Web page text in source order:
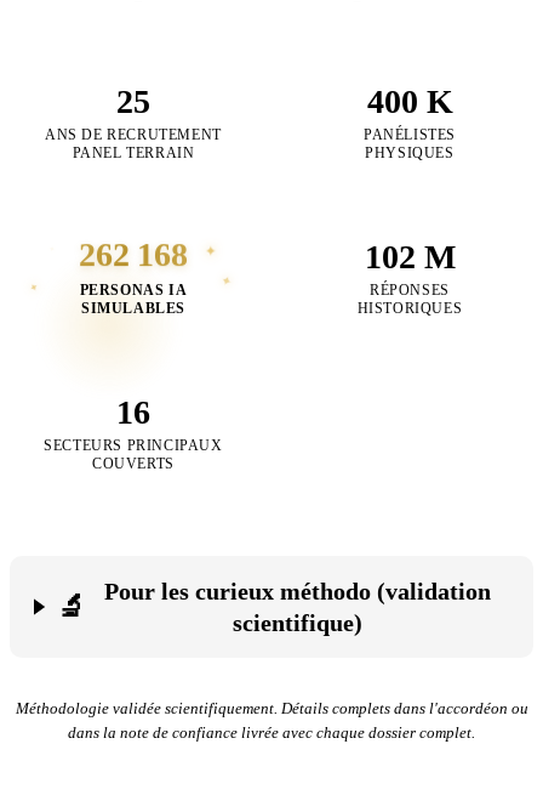
25
ANS DE RECRUTEMENT
PANEL TERRAIN
400 K
PANÉLISTES
PHYSIQUES
✦
✦
✦
262 168
PERSONAS IA
SIMULABLES
102 M
RÉPONSES
HISTORIQUES
16
SECTEURS PRINCIPAUX
COUVERTS
🔬
Pour les curieux méthodo (validation
scientifique)
Méthodologie validée scientifiquement. Détails complets dans l'accordéon ou
dans la note de confiance livrée avec chaque dossier complet.